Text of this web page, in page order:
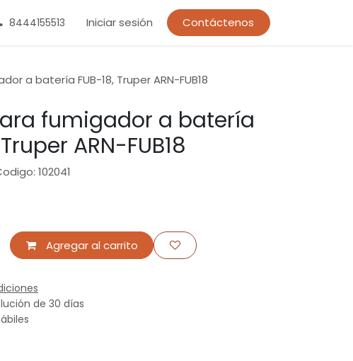
8444155513 Iniciar sesión Contáctenos
a batería FUB-18, Truper ARN-FUB18
fumigador a batería
ARN-FUB18
102041
Agregar al carrito
de 30 días